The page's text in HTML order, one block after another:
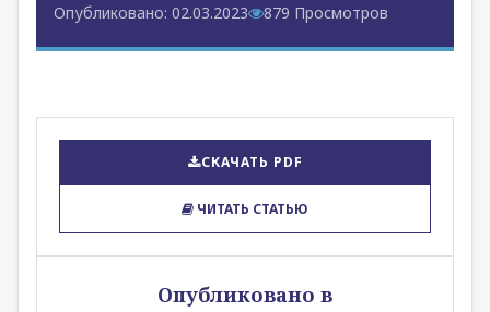
Опубликовано: 02.03.2023
879 Просмотров
СКАЧАТЬ PDF
ЧИТАТЬ СТАТЬЮ
Опубликовано в